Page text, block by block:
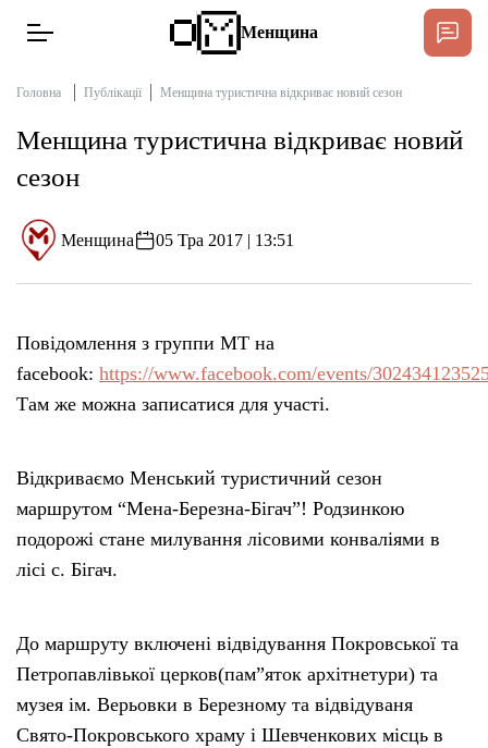
Новини
Інтерв’ю
Публікації
Про нас
Бюджет
Тендери
Контакти
Рекламні прайси
Менщина
Головна Публікації Менщина туристична відкриває новий сезон
Менщина туристична відкриває новий
сезон
Менщина 05 Тра 2017 | 13:51
Повідомлення з группи МТ на
facebook: https://www.facebook.com/events/
Там же можна записатися для участі.
Відкриваємо Менський туристичний сезон
маршрутом “Мена-Березна-Бігач”! Родзинкою
подорожі стане милування лісовими конваліями в
лісі с. Бігач.
До маршруту включені відвідування Покровської та
Петропавлівької церков(пам”яток архітнетури) та
музея ім. Верьовки в Березному та відвідуваня
Свято-Покровського храму і Шевченкових місць в